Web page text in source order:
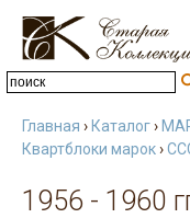
Главная › Каталог›
Квартблоки марок›
1956 - 1960